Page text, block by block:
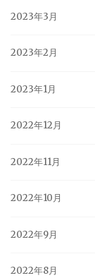
2023年3月
2023年2月
2023年1月
2022年12月
2022年11月
2022年10月
2022年9月
2022年8月